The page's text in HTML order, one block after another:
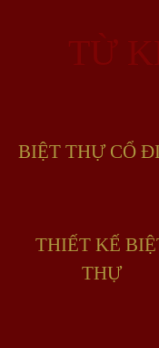
TỪ
BIỆT THỰ CỔ
THIẾT KẾ
THỰ